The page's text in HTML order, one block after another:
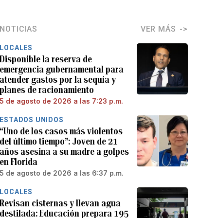
NOTICIAS VER MÁS
LOCALES
Disponible la reserva de
emergencia gubernamental para
atender gastos por la sequía y
planes de racionamiento
5 de agosto de 2026 a las 7:23 p.m.
ESTADOS UNIDOS
“Uno de los casos más violentos
del último tiempo”: Joven de 21
años asesina a su madre a golpes
en Florida
5 de agosto de 2026 a las 6:37 p.m.
LOCALES
Revisan cisternas y llevan agua
destilada: Educación prepara 195